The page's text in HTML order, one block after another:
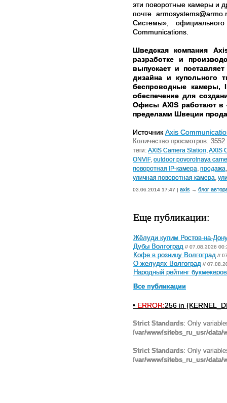
эти поворотные камеры и
почте
Системы»,
Communications.
Шведская компания
разработке и
выпускает и
дизайна и купольного
беспроводные камеры,
обеспечение для
Офисы AXIS работают в
пределами Швеции
Источник Axis
Количество просмотров: 3552
теги: AXIS Camera Station AXIS
ONVIF, outdoor povorotnaya
поворотная IP-камера продажа
уличная поворотная камера
03.06.2014 17:47 | axis → блог
Еще публикации:
Жёлуди купим Ростов-на-
Дубы Волгоград // 07.08.2026
Кофе в розницу Волгоград //
О желудях Волгоград //
Народный рейтинг
Все публикации
• ERROR:256 in
Strict Standards: Only
/var/www/sitebs_ru_usr/
Strict Standards: Only
/var/www/sitebs_ru_usr/